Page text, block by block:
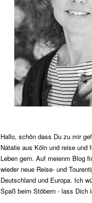
Hallo, schön dass Du zu mir
Natalie aus Köln und reise und
Leben gern. Auf meienm Blog
wieder neue Reise- und
Deutschland und Europa. Ich
Spaß beim Stöbern - lass Dich